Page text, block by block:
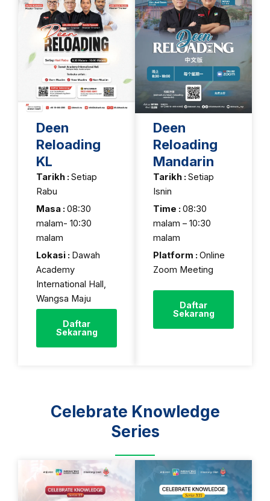
Deen
Reloading
KL
Tarikh : Setiap
Rabu
Masa : 08:30
malam- 10:30
malam
Lokasi : Dawah
Academy
International Hall,
Wangsa Maju
Daftar
Sekarang
Deen
Reloading
Mandarin
Tarikh : Setiap
Isnin
Time : 08:30
malam – 10:30
malam
Platform : Online
Zoom Meeting
Daftar
Sekarang
Celebrate Knowledge
Series